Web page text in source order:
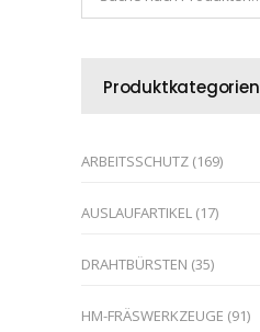
Produktkategorien
ARBEITSSCHUTZ (169)
AUSLAUFARTIKEL (17)
DRAHTBÜRSTEN (35)
HM-FRÄSWERKZEUGE (91)